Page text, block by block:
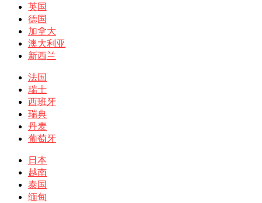
英国
德国
加拿大
澳大利亚
新西兰
法国
瑞士
西班牙
瑞典
丹麦
葡萄牙
日本
越南
泰国
缅甸